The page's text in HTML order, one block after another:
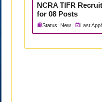
NCRA TIFR
for 08 Posts
Status: New Last